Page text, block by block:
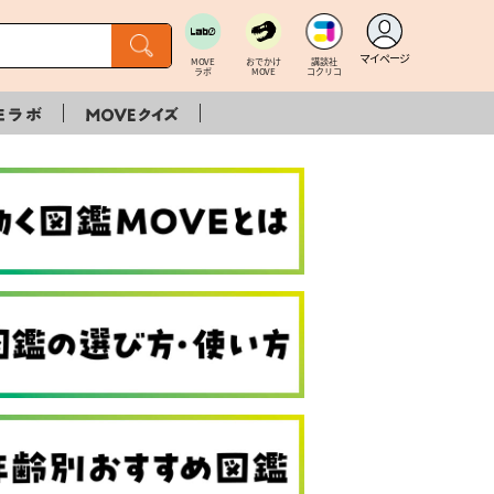
MOVE
ラボ
おでかけ
MOVE
講談社
コクリコ
マイページ